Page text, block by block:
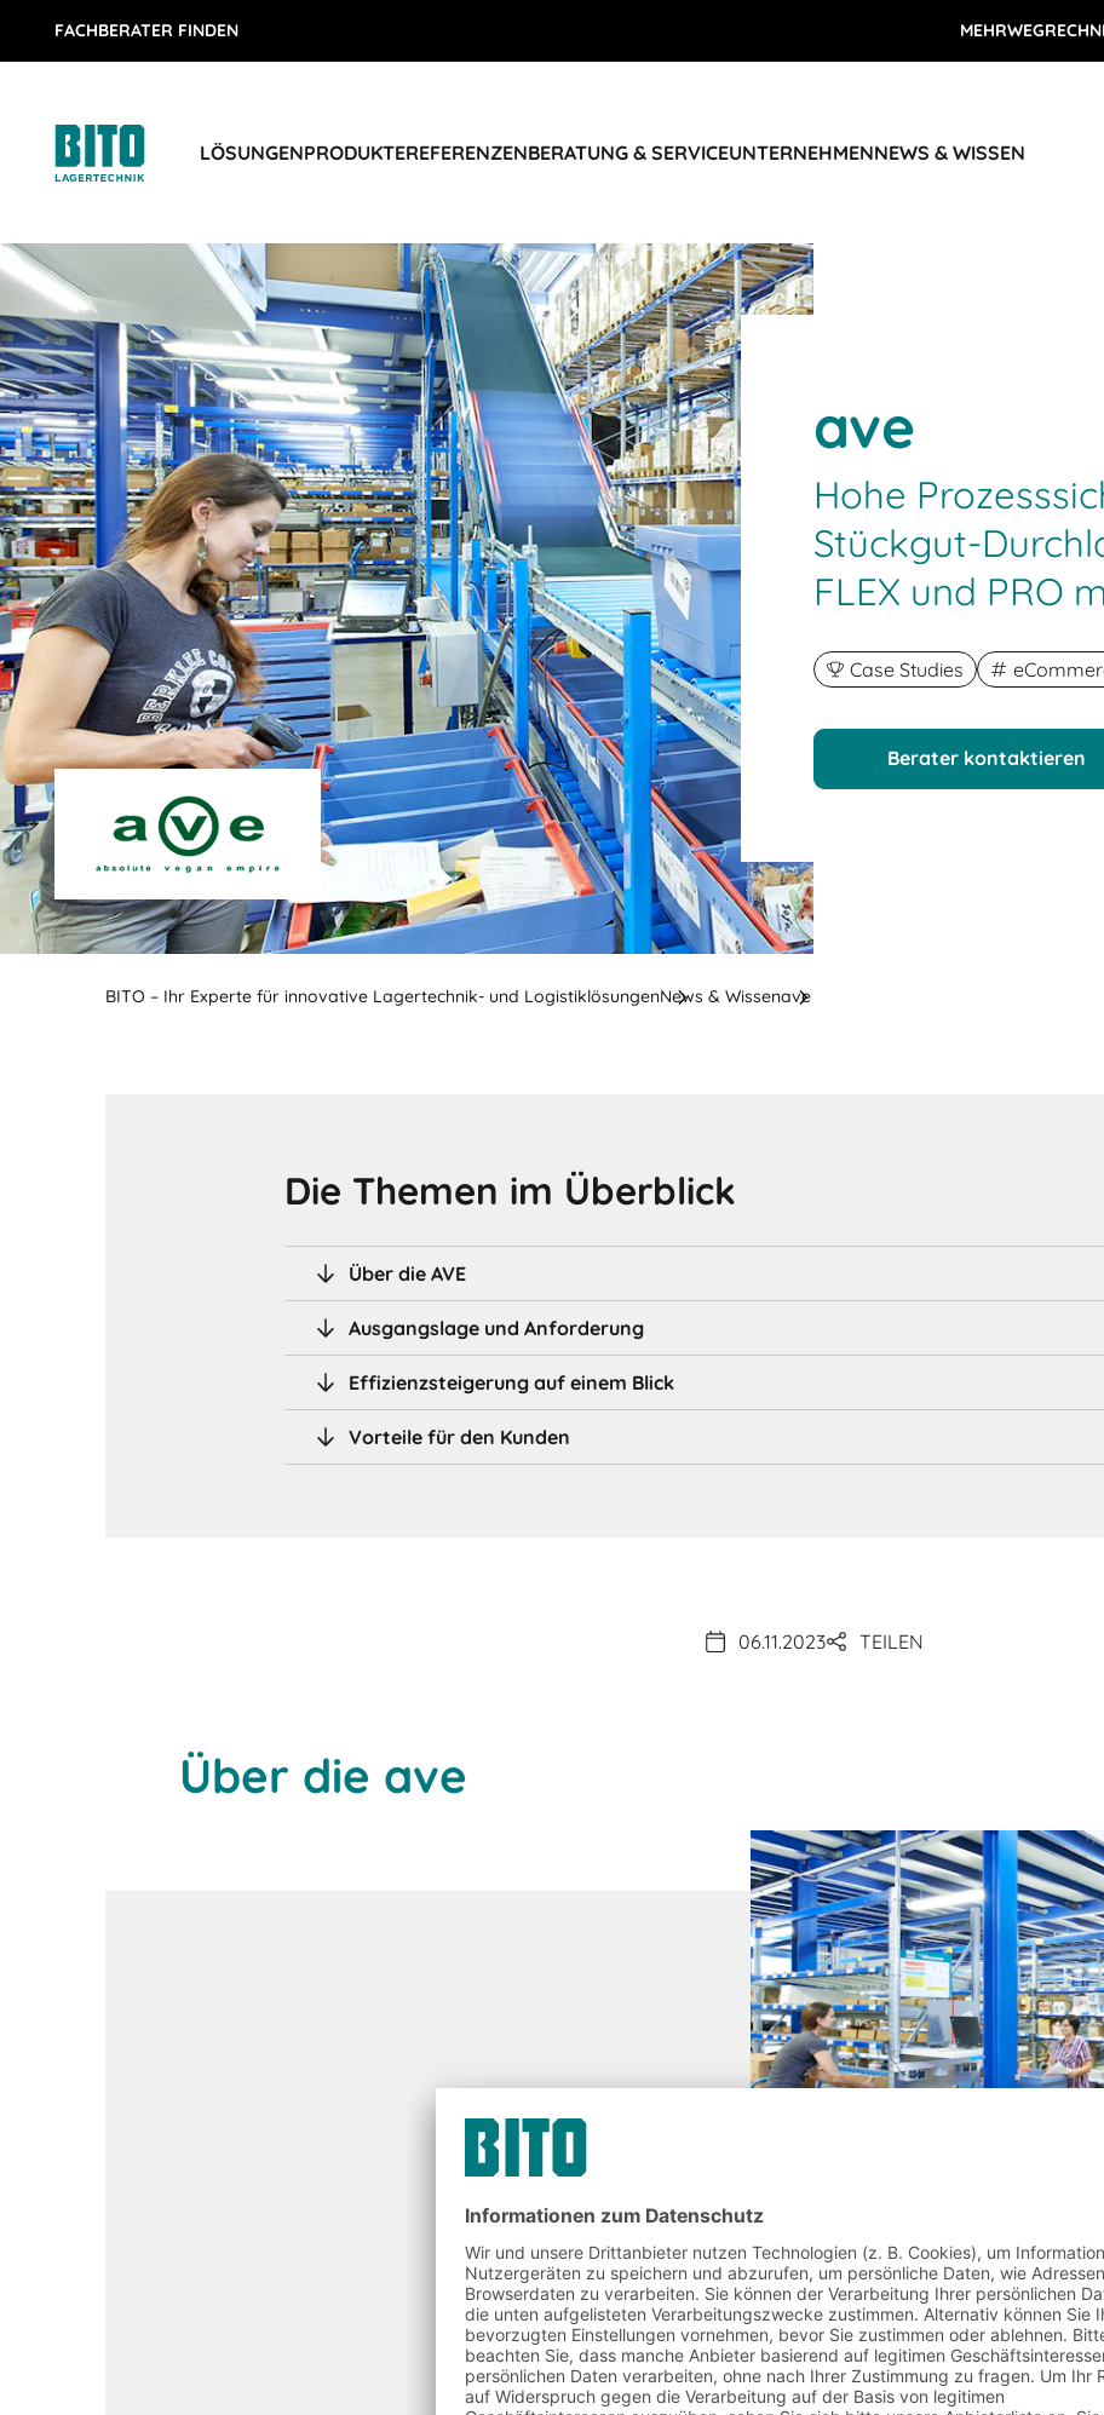
FACHBERATER FINDEN
LÖSUNGENPRODUKTEREFERENZENBERATUNG & SERVICEUNTERNEHMENNEWS & WISSEN
ave
Hohe
Stückgut-
FLEX und PRO
Case Studies
Berater kontaktieren
BITO – Ihr Experte für innovative Lagertechnik- und LogistiklösungenNews & Wissenave
Die Themen im Überblick
Über die AVE
Ausgangslage und Anforderung
Effizienzsteigerung auf einem Blick
Vorteile für den Kunden
06.11.2023 TEILEN
Über die ave
Bildunterschrift